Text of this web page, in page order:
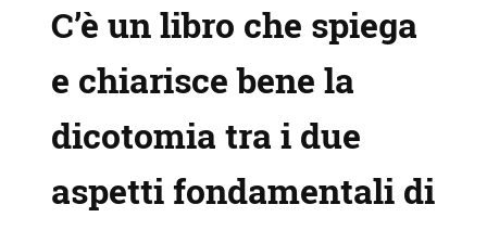
C’è un libro che spiega
e chiarisce bene la
dicotomia tra i due
aspetti fondamentali di